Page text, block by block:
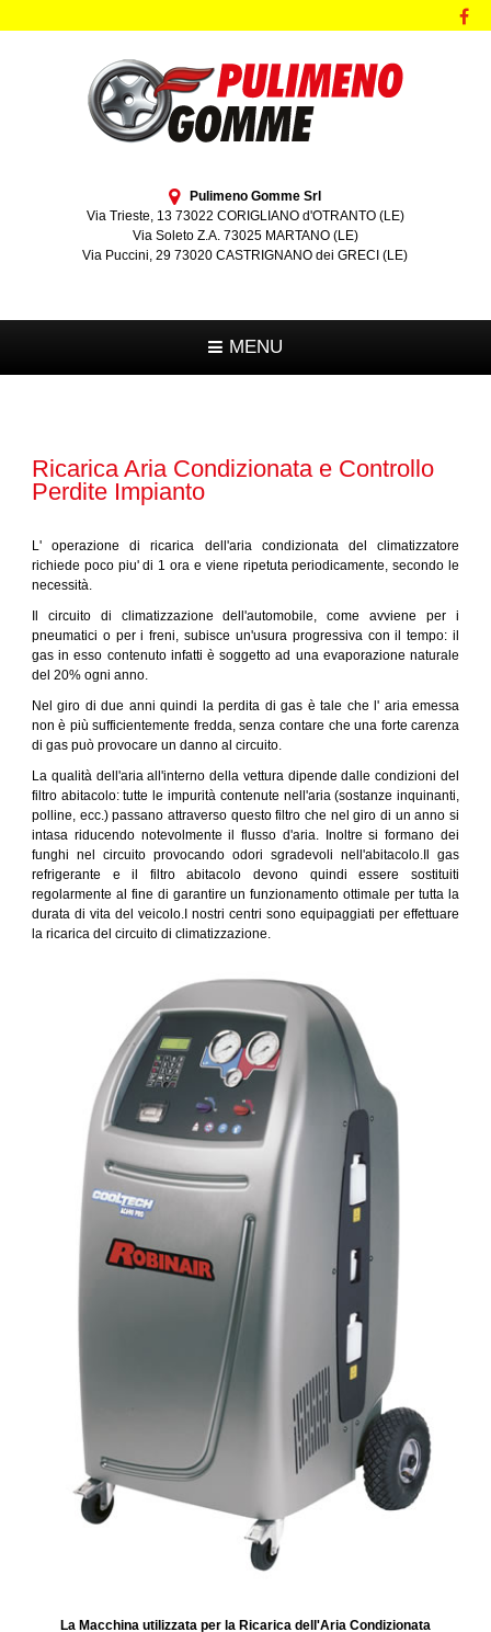
Pulimeno Gomme Srl
Via Trieste, 13 73022 CORIGLIANO d'OTRANTO (LE)
Via Soleto Z.A. 73025 MARTANO (LE)
Via Puccini, 29 73020 CASTRIGNANO dei GRECI (LE)
MENU
Ricarica Aria Condizionata e Controllo
Perdite Impianto
L' operazione di ricarica dell'aria condizionata del climatizzatore
richiede poco piu' di 1 ora e viene ripetuta periodicamente, secondo le
necessità.
Il circuito di climatizzazione dell'automobile, come avviene per i
pneumatici o per i freni, subisce un'usura progressiva con il tempo: il
gas in esso contenuto infatti è soggetto ad una evaporazione naturale
del 20% ogni anno.
Nel giro di due anni quindi la perdita di gas è tale che l' aria emessa
non è più sufficientemente fredda, senza contare che una forte carenza
di gas può provocare un danno al circuito.
La qualità dell'aria all'interno della vettura dipende dalle condizioni del
filtro abitacolo: tutte le impurità contenute nell'aria (sostanze inquinanti,
polline, ecc.) passano attraverso questo filtro che nel giro di un anno si
intasa riducendo notevolmente il flusso d'aria. Inoltre si formano dei
funghi nel circuito provocando odori sgradevoli nell'abitacolo.Il gas
refrigerante e il filtro abitacolo devono quindi essere sostituiti
regolarmente al fine di garantire un funzionamento ottimale per tutta la
durata di vita del veicolo.I nostri centri sono equipaggiati per effettuare
la ricarica del circuito di climatizzazione.
La Macchina utilizzata per la Ricarica dell'Aria Condizionata